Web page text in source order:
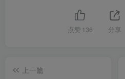
点赞 136 分享
上一篇